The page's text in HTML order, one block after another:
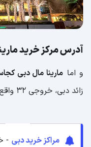
آدرس مرکز خرید
و اما مارینا مال دبی
زائد دبی، خروجی 32 واقع شده است.
مراکز خرید دبی -